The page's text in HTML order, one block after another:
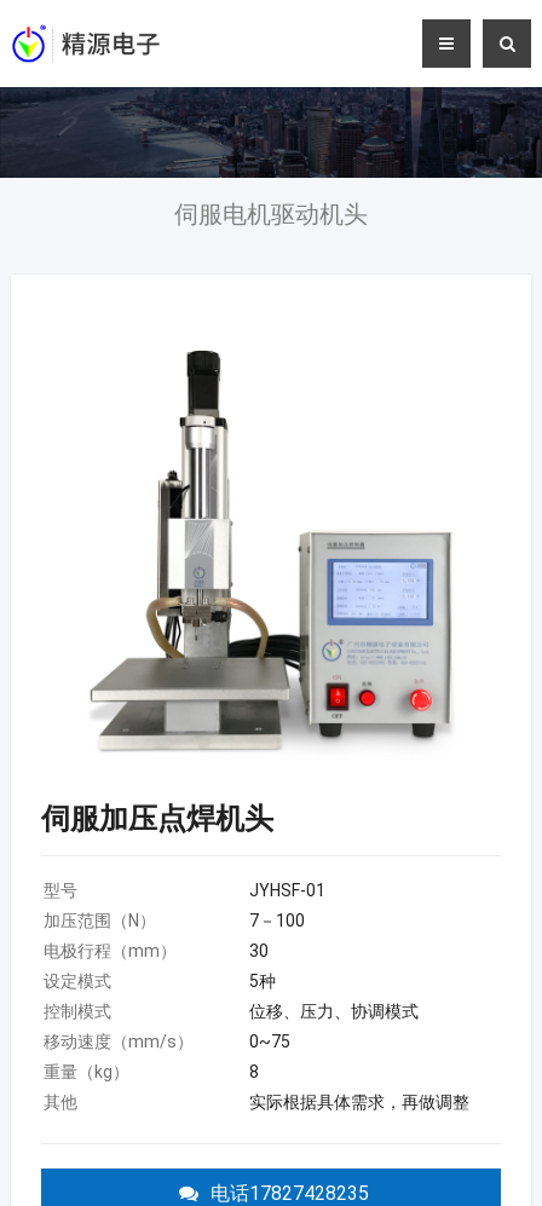
伺服电机驱动机头
伺服加压点焊机头
型号
JYHSF-01
加压范围（N）
7－100
电极行程（mm）
30
设定模式
5种
控制模式
位移、压力、协调模式
移动速度（mm/s）
0~75
重量（kg）
8
其他
实际根据具体需求，再做调整
电话17827428235